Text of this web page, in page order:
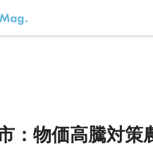
：物価高騰対策